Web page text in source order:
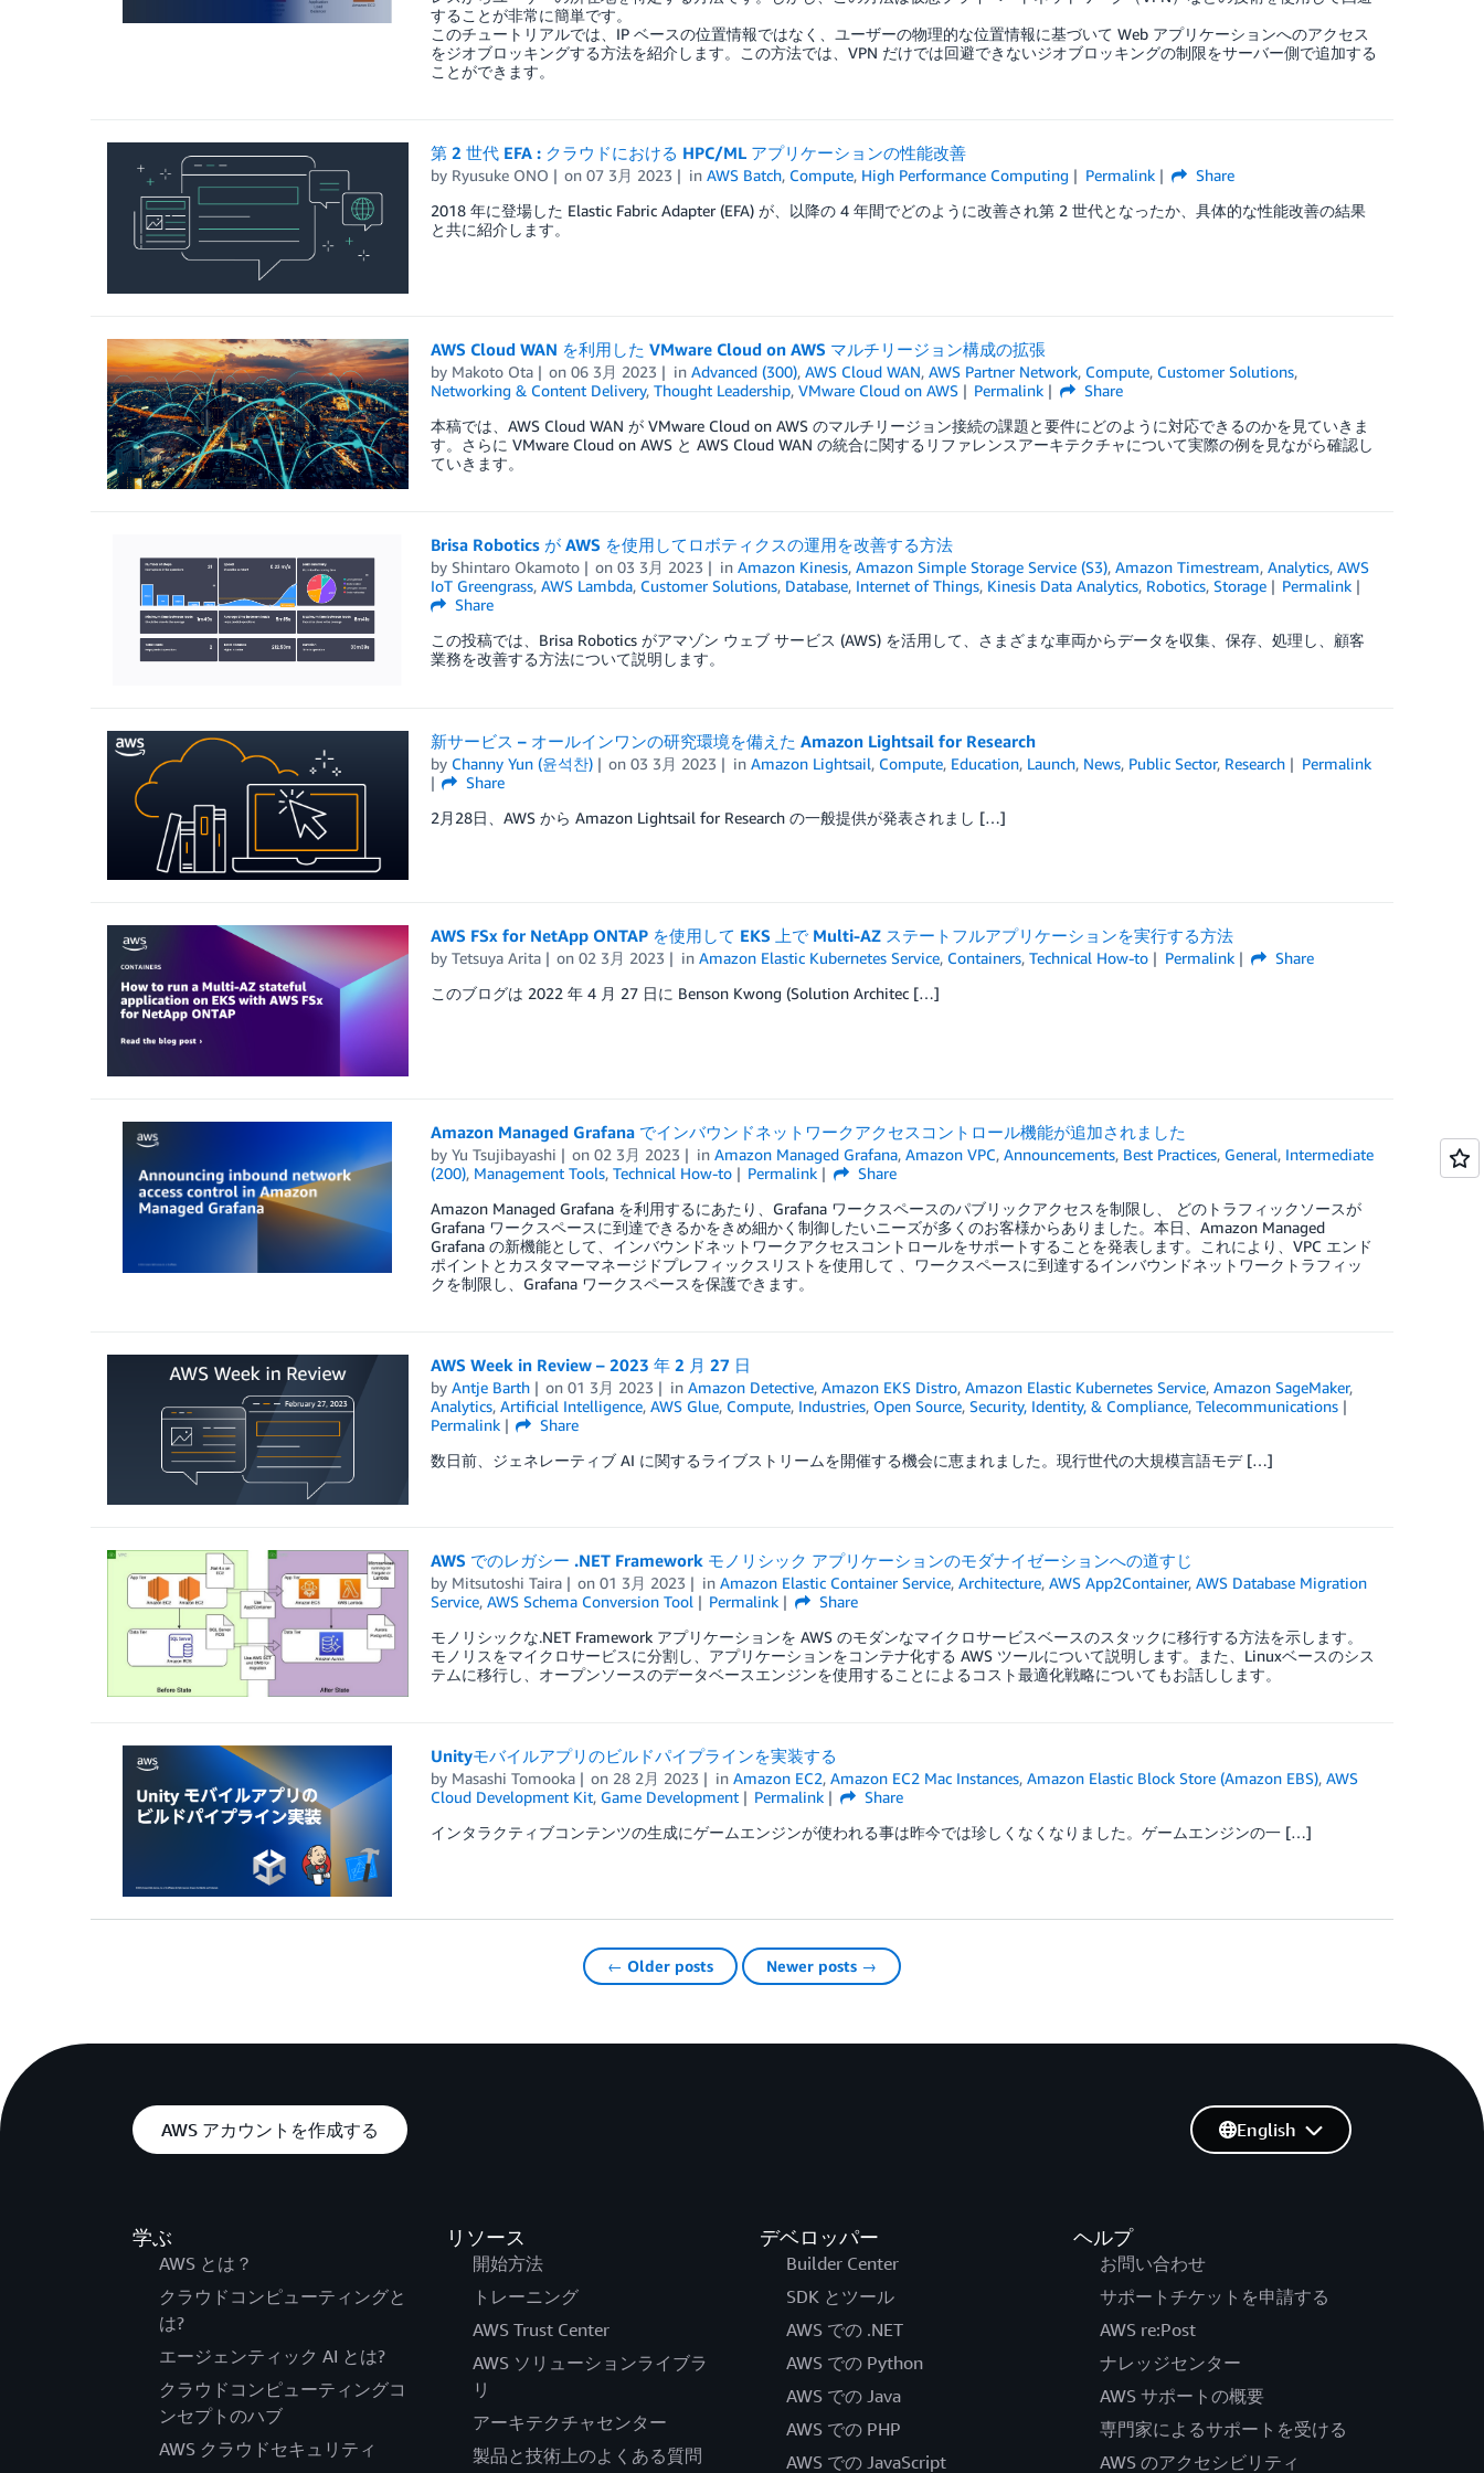
することが非常に簡単です。
このチュートリアルでは、IP ベースの位置情報ではなく、ユーザーの物理的な位置情報に基づいて Web アプリケーションへのアクセス
をジオブロッキングする方法を紹介します。この方法では、VPN だけでは回避できないジオブロッキングの制限をサーバー側で追加する
ことができます。
第 2 世代 EFA : クラウドにおける HPC/ML アプリケーションの性能改善
by Ryusuke ONO on07 3月 2023 inAWS Batch, Compute, High Performance Computing Permalink
Share
2018 年に登場した Elastic Fabric Adapter (EFA) が、以降の 4 年間でどのように改善され第 2 世代となったか、具体的な性能改善の結果
と共に紹介します。
AWS Cloud WAN を利用した VMware Cloud on AWS マルチリージョン構成の拡張
by Makoto Ota on06 3月 2023 inAdvanced (300),AWS Cloud WAN,AWS Partner Network, Compute, Customer Solutions,
Networking & Content Delivery, Thought Leadership, VMware Cloud on AWS Permalink
Share
本稿では、AWS Cloud WAN が VMware Cloud on AWS のマルチリージョン接続の課題と要件にどのように対応できるのかを見ていきま
す。さらに VMware Cloud on AWS と AWS Cloud WAN の統合に関するリファレンスアーキテクチャについて実際の例を見ながら確認し
ていきます。
Brisa Robotics が AWS を使用してロボティクスの運用を改善する方法
by Shintaro Okamoto on03 3月 2023 inAmazon Kinesis,Amazon Simple Storage Service (S3),Amazon Timestream,Analytics,AWS
IoT Greengrass, AWS Lambda, Customer Solutions, Database, Internet of Things, Kinesis Data Analytics, Robotics, Storage
Permalink
Share
この投稿では、Brisa Robotics がアマゾン ウェブ サービス (AWS) を活用して、さまざまな車両からデータを収集、保存、処理し、顧客
業務を改善する方法について説明します。
新サービス – オールインワンの研究環境を備えた Amazon Lightsail for Research
by Channy Yun (윤석찬) on03 3月 2023 inAmazon Lightsail, Compute, Education, Launch, News, Public Sector, Research
Permalink
Share
2月28日、AWS から Amazon Lightsail for Research の一般提供が発表されまし […]
AWS FSx for NetApp ONTAP を使用して EKS 上で Multi-AZ ステートフルアプリケーションを実行する方法
by Tetsuya Arita on02 3月 2023 inAmazon Elastic Kubernetes Service, Containers,Technical How-to Permalink
Share
このブログは 2022 年 4 月 27 日に Benson Kwong (Solution Architec […]
Amazon Managed Grafana でインバウンドネットワークアクセスコントロール機能が追加されました
by Yu Tsujibayashi on02 3月 2023 inAmazon Managed Grafana,Amazon VPC,Announcements, Best Practices, General, Intermediate
(200), Management Tools, Technical How-to Permalink
Share
Amazon Managed Grafana を利用するにあたり、Grafana ワークスペースのパブリックアクセスを制限し、 どのトラフィックソースが
Grafana ワークスペースに到達できるかをきめ細かく制御したいニーズが多くのお客様からありました。本日、Amazon Managed
Grafana の新機能として、インバウンドネットワークアクセスコントロールをサポートすることを発表します。これにより、VPC エンド
ポイントとカスタマーマネージドプレフィックスリストを使用して 、ワークスペースに到達するインバウンドネットワークトラフィッ
クを制限し、Grafana ワークスペースを保護できます。
AWS Week in Review – 2023 年 2 月 27 日
by Antje Barth on01 3月 2023 inAmazon Detective,Amazon EKS Distro,Amazon Elastic Kubernetes Service,Amazon SageMaker,
Analytics, Artificial Intelligence, AWS Glue, Compute, Industries, Open Source, Security, Identity, & Compliance, Telecommunications
Permalink
Share
数日前、ジェネレーティブ AI に関するライブストリームを開催する機会に恵まれました。現行世代の大規模言語モデ […]
AWS でのレガシー .NET Framework モノリシック アプリケーションのモダナイゼーションへの道すじ
by Mitsutoshi Taira on01 3月 2023 inAmazon Elastic Container Service,Architecture,AWS App2Container,AWS Database Migration
Service, AWS Schema Conversion Tool Permalink
Share
モノリシックな.NET Framework アプリケーションを AWS のモダンなマイクロサービスベースのスタックに移行する方法を示します。
モノリスをマイクロサービスに分割し、アプリケーションをコンテナ化する AWS ツールについて説明します。また、Linuxベースのシス
テムに移行し、オープンソースのデータベースエンジンを使用することによるコスト最適化戦略についてもお話しします。
Unityモバイルアプリのビルドパイプラインを実装する
by Masashi Tomooka on 28 2月 2023 inAmazon EC2,Amazon EC2 Mac Instances,Amazon Elastic Block Store (Amazon EBS),AWS
Cloud Development Kit, Game Development Permalink
Share
インタラクティブコンテンツの生成にゲームエンジンが使われる事は昨今では珍しくなくなりました。ゲームエンジンの一 […]
← Older posts Newer posts →
AWS アカウントを作成する
学ぶ
AWS とは？
クラウドコンピューティングと
は?
エージェンティック AI とは?
クラウドコンピューティングコ
ンセプトのハブ
AWS クラウドセキュリティ
リソース
開始方法
トレーニング
AWS Trust Center
AWS ソリューションライブラ
リ
アーキテクチャセンター
製品と技術上のよくある質問
デベロッパー
Builder Center
SDK とツール
AWS での .NET
AWS での Python
AWS での Java
AWS での PHP
AWS での JavaScript
ヘルプ
お問い合わせ
サポートチケットを申請する
AWS re:Post
ナレッジセンター
AWS サポートの概要
専門家によるサポートを受ける
AWS のアクセシビリティ
English